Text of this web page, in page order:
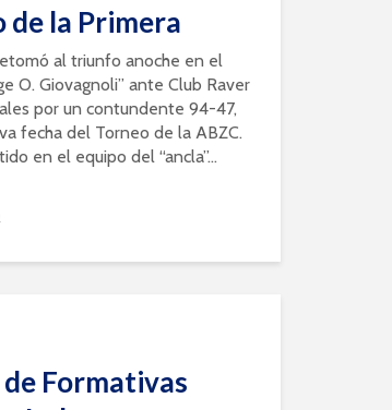
de la Primera
al triunfo anoche en el
O. Giovagnoli” ante Club Raver
por un contundente 94-47,
fecha del Torneo de la ABZC.
en el equipo del “ancla”...
Formativas